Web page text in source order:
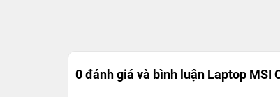
0 đánh giá và bình luận Laptop MSI